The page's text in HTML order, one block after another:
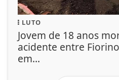
LUTO
Jovem de 18 anos
acidente entre
em...